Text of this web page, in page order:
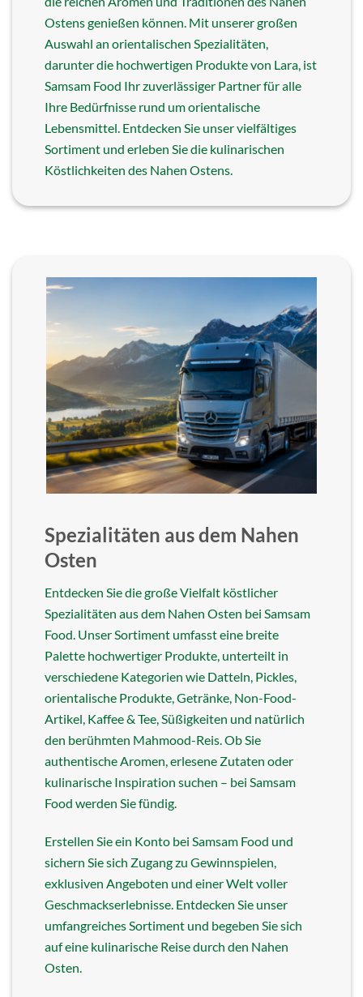
Ostens genießen können. Mit unserer großen
Auswahl an orientalischen Spezialitäten,
darunter die hochwertigen Produkte von Lara, ist
Samsam Food Ihr zuverlässiger Partner für alle
Ihre Bedürfnisse rund um orientalische
Lebensmittel. Entdecken Sie unser vielfältiges
Sortiment und erleben Sie die kulinarischen
Köstlichkeiten des Nahen Ostens.
Spezialitäten aus dem Nahen
Osten
Entdecken Sie die große Vielfalt köstlicher
Spezialitäten aus dem Nahen Osten bei Samsam
Food. Unser Sortiment umfasst eine breite
Palette hochwertiger Produkte, unterteilt in
verschiedene Kategorien wie Datteln, Pickles,
orientalische Produkte, Getränke, Non-Food-
Artikel, Kaffee & Tee, Süßigkeiten und natürlich
den berühmten Mahmood-Reis. Ob Sie
authentische Aromen, erlesene Zutaten oder
kulinarische Inspiration suchen – bei Samsam
Food werden Sie fündig.
Erstellen Sie ein Konto bei Samsam Food und
sichern Sie sich Zugang zu Gewinnspielen,
exklusiven Angeboten und einer Welt voller
Geschmackserlebnisse. Entdecken Sie unser
umfangreiches Sortiment und begeben Sie sich
auf eine kulinarische Reise durch den Nahen
Osten.